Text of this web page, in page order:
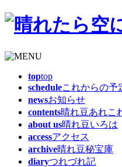
toptop
scheduleこれからの予
newsお知らせ
contents晴れ豆あれこ
about us晴れ豆いろは
accessアクセス
archive晴れ豆秘宝庫
diaryつれづれ記